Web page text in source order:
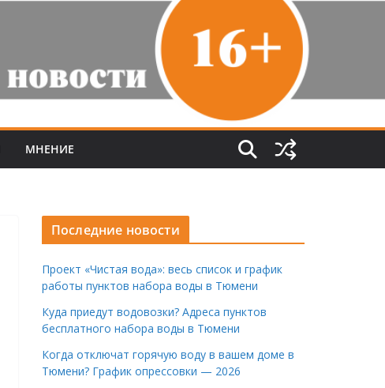
МНЕНИЕ
Последние новости
Проект «Чистая вода»: весь список и график
работы пунктов набора воды в Тюмени
Куда приедут водовозки? Адреса пунктов
бесплатного набора воды в Тюмени
Когда отключат горячую воду в вашем доме в
Тюмени? График опрессовки — 2026